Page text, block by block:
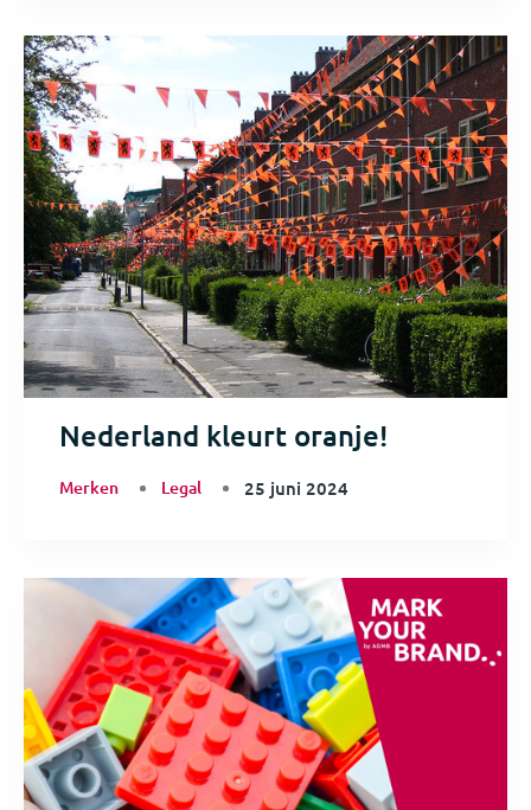
Nederland kleurt oranje!
Merken Legal 25 juni 2024